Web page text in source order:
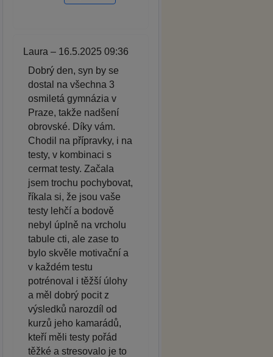
Laura – 16.5.2025 09:36
Dobrý den, syn by se
dostal na všechna 3
osmiletá gymnázia v
Praze, takže nadšení
obrovské. Díky vám.
Chodil na přípravky, i na
testy, v kombinaci s
cermat testy. Začala
jsem trochu pochybovat,
říkala si, že jsou vaše
testy lehčí a bodově
nebyl úplně na vrcholu
tabule cti, ale zase to
bylo skvěle motivační a
v každém testu
potrénoval i těžší úlohy
a měl dobrý pocit z
výsledků narozdíl od
kurzů jeho kamarádů,
kteří měli testy pořád
těžké a stresovalo je to